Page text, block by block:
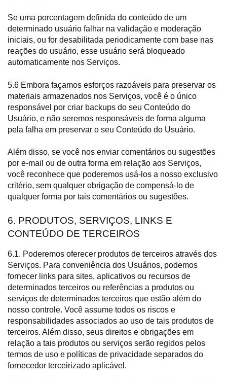
Se uma porcentagem definida do conteúdo de um
determinado usuário falhar na validação e moderação
iniciais, ou for desabilitada periodicamente com base nas
reações do usuário, esse usuário será bloqueado
automaticamente nos Serviços.
5.6 Embora façamos esforços razoáveis para preservar os
materiais armazenados nos Serviços, você é o único
responsável por criar backups do seu Conteúdo do
Usuário, e não seremos responsáveis de forma alguma
pela falha em preservar o seu Conteúdo do Usuário.
Além disso, se você nos enviar comentários ou sugestões
por e-mail ou de outra forma em relação aos Serviços,
você reconhece que poderemos usá-los a nosso exclusivo
critério, sem qualquer obrigação de compensá-lo de
qualquer forma por tais comentários ou sugestões.
6. PRODUTOS, SERVIÇOS, LINKS E
CONTEÚDO DE TERCEIROS
6.1. Poderemos oferecer produtos de terceiros através dos
Serviços. Para conveniência dos Usuários, podemos
fornecer links para sites, aplicativos ou recursos de
determinados terceiros ou referências a produtos ou
serviços de determinados terceiros que estão além do
nosso controle. Você assume todos os riscos e
responsabilidades associados ao uso de tais produtos de
terceiros. Além disso, seus direitos e obrigações em
relação a tais produtos ou serviços serão regidos pelos
termos de uso e políticas de privacidade separados do
fornecedor terceirizado aplicável.